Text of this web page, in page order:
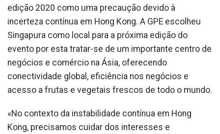
edição 2020 como uma precaução devido à
incerteza contínua em Hong Kong. A GPE escolheu
Singapura como local para a próxima edição do
evento por esta tratar-se de um importante centro de
negócios e comércio na Ásia, oferecendo
conectividade global, eficiência nos negócios e
acesso a frutas e vegetais frescos de todo o mundo.
«No contexto da instabilidade contínua em Hong
Kong, precisamos cuidar dos interesses e